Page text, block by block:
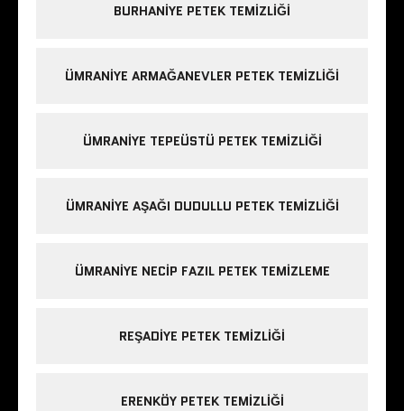
BURHANIYE PETEK TEMIZLIĞI
ÜMRANIYE ARMAĞANEVLER PETEK TEMIZLIĞI
ÜMRANIYE TEPEÜSTÜ PETEK TEMIZLIĞI
ÜMRANIYE AŞAĞI DUDULLU PETEK TEMIZLIĞI
ÜMRANIYE NECIP FAZIL PETEK TEMIZLEME
REŞADIYE PETEK TEMIZLIĞI
ERENKÖY PETEK TEMIZLIĞI